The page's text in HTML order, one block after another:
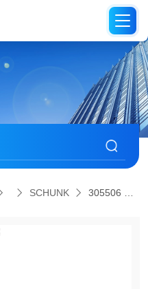
SCHUNK 305506 MPG-PLUS 25-PSCHUNK雄克精密小气缸